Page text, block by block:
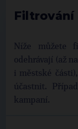
Filtrování
Níže můžete
odehrávají (až
i městské
účastnit.
kampaní.